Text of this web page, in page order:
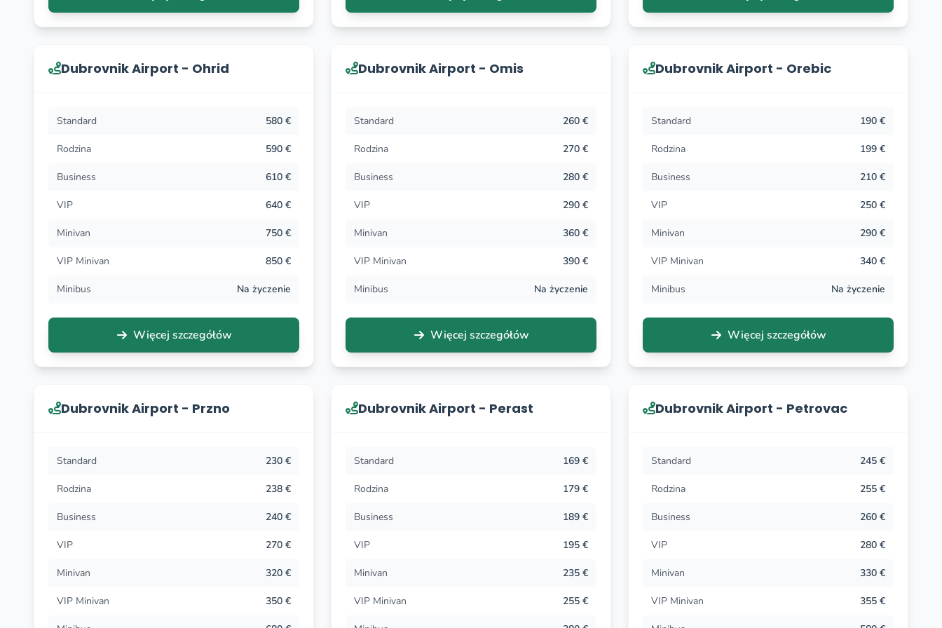
Dubrovnik Airport - Ohrid
Standard 580 €
Rodzina 590 €
Business 610 €
VIP 640 €
Minivan 750 €
VIP Minivan 850 €
Minibus Na życzenie
Więcej szczegółów
Dubrovnik Airport - Omis
Standard 260 €
Rodzina 270 €
Business 280 €
VIP 290 €
Minivan 360 €
VIP Minivan 390 €
Minibus Na życzenie
Więcej szczegółów
Dubrovnik Airport - Orebic
Standard 190 €
Rodzina 199 €
Business 210 €
VIP 250 €
Minivan 290 €
VIP Minivan 340 €
Minibus Na życzenie
Więcej szczegółów
Dubrovnik Airport - Przno
Standard 230 €
Rodzina 238 €
Business 240 €
VIP 270 €
Minivan 320 €
VIP Minivan 350 €
Dubrovnik Airport - Perast
Standard 169 €
Rodzina 179 €
Business 189 €
VIP 195 €
Minivan 235 €
VIP Minivan 255 €
Dubrovnik Airport - Petrovac
Standard 245 €
Rodzina 255 €
Business 260 €
VIP 280 €
Minivan 330 €
VIP Minivan 355 €